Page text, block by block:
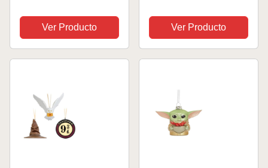
Figura Decorativa de
durexina para
Nacimiento, Adorno
Ver Producto
de Hogwarts de Harry
Potter (8 cm de
diámetro), con licencia
Ver Producto